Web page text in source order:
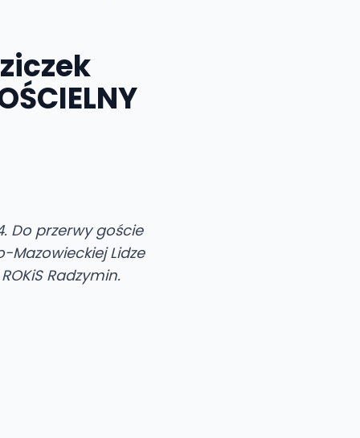
Do przerwy goście
Mazowieckiej Lidze
Radzymin.